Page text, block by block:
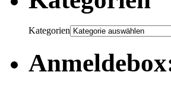
Kategorien